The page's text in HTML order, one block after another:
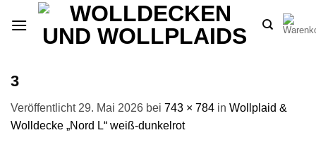
Inhalt
3
Veröffentlicht 29. Mai 2026 bei 743 × 784 in Wollplaid &
Wolldecke „Nord L“ weiß-dunkelrot